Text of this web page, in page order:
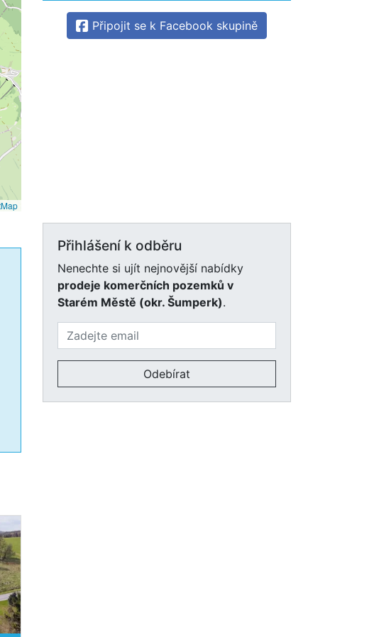
Připojit se k Facebook skupině
Přihlášení k odběru
Nenechte si ujít nejnovější nabídky
prodeje komerčních pozemků v
Starém Městě (okr. Šumperk).
Odebírat